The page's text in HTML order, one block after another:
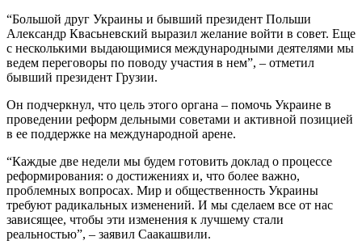
“Большой друг Украины и бывший президент Польши
Александр Квасьневский выразил желание войти в совет. Еще
с несколькими выдающимися международными деятелями мы
ведем переговоры по поводу участия в нем”, – отметил
бывший президент Грузии.
Он подчеркнул, что цель этого органа – помочь Украине в
проведении реформ дельными советами и активной позицией
в ее поддержке на международной арене.
“Каждые две недели мы будем готовить доклад о процессе
реформирования: о достижениях и, что более важно,
проблемных вопросах. Мир и общественность Украины
требуют радикальных изменений. И мы сделаем все от нас
зависящее, чтобы эти изменения к лучшему стали
реальностью”, – заявил Саакашвили.